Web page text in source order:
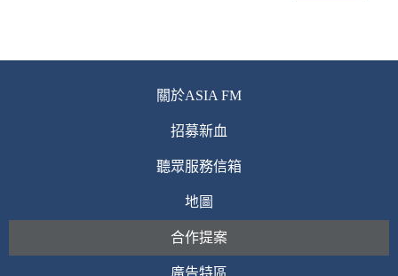
關於ASIA FM
招募新血
聽眾服務信箱
地圖
合作提案
廣告特區